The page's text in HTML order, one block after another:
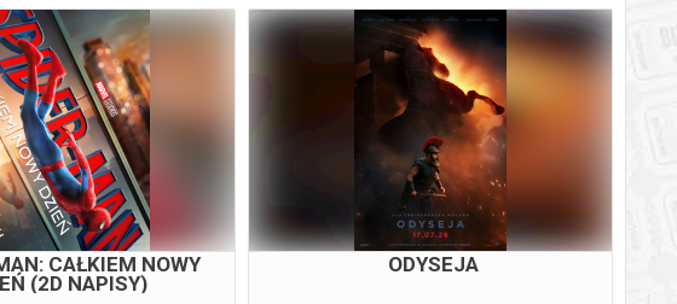
CAŁKIEM NOWY
(3D NAPISY)
PUCIO KOCHA ZWIERZAKI